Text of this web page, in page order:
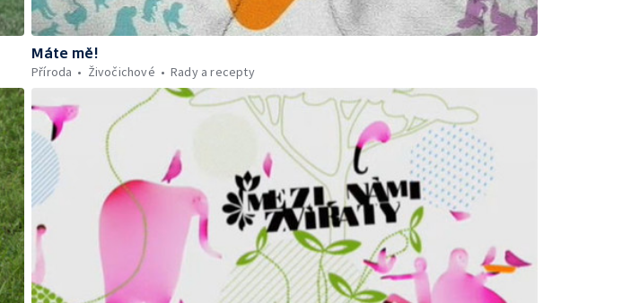
Máte mě!
Příroda
Živočichové Rady a recepty